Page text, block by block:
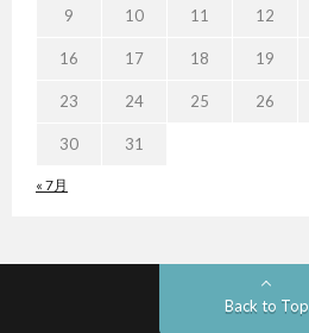
« 7月
9 10 11 12
16 17 18 19
23 24 25 26
30 31
Back to Top